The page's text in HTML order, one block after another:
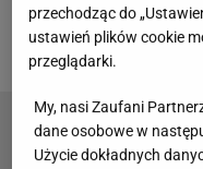
Sensacja w Legnicy.
drużynę. Co za gol
przechodząc do
ustawień plików cookie
przeglądarki.
My, nasi Zaufani
dane osobowe w
Użycie dokładnych